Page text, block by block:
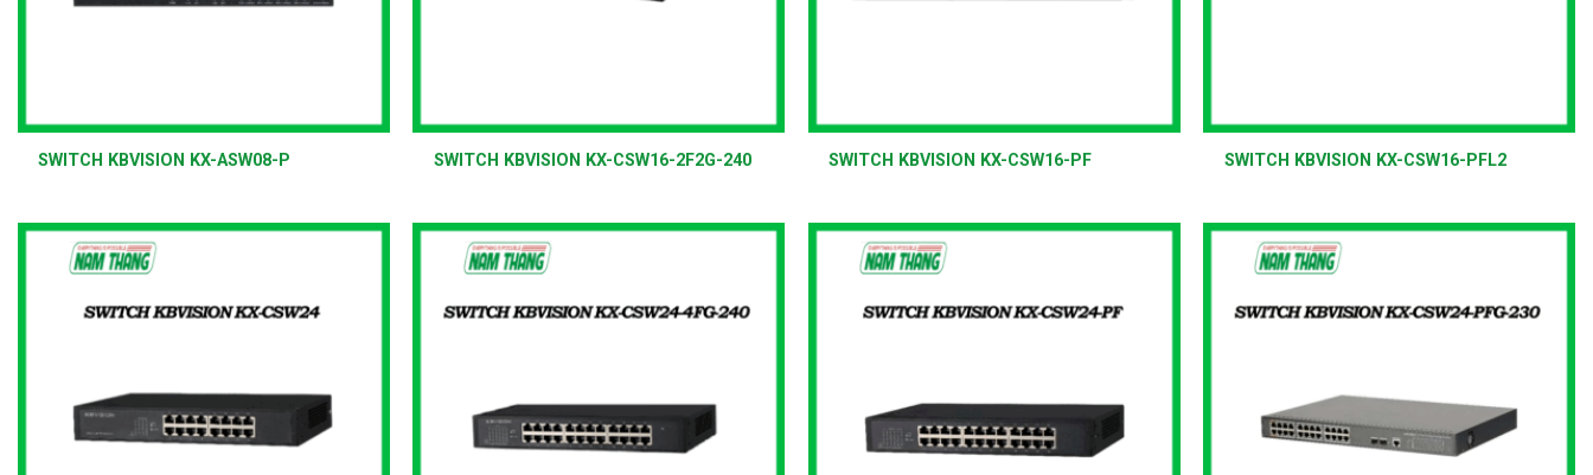
SWITCH KBVISION KX-ASW08-P SWITCH KBVISION KX-CSW16-2F2G-240 SWITCH KBVISION KX-CSW16-PF SWITCH KBVISION KX-CSW16-PFL2